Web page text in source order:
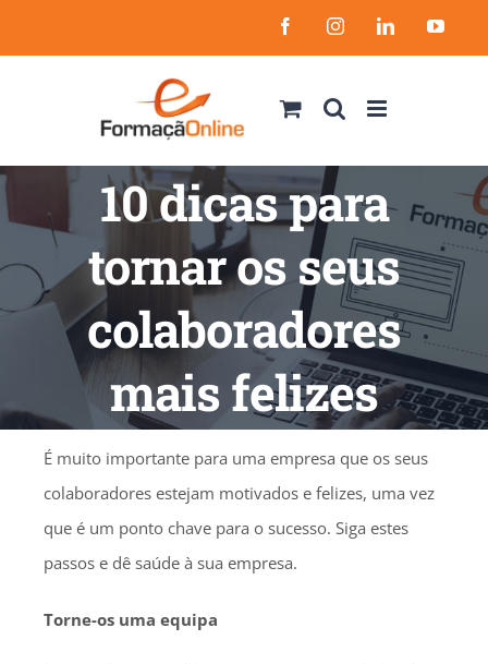
to
FacebookInstagramLinkedIn
10 dicas para
tornar os seus
colaboradores
mais felizes
É muito importante para uma empresa que os seus
colaboradores estejam motivados e felizes, uma vez
que é um ponto chave para o sucesso. Siga estes
passos e dê saúde à sua empresa.
Torne-os uma equipa